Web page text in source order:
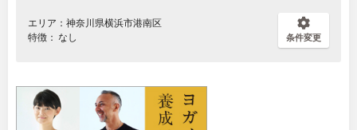
エリア：神奈川県横浜市港南区
特徴： なし
条件変更